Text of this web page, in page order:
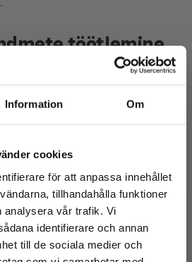
Information Om
cookies
för att anpassa innehållet
tillhandahålla funktioner
analysera vår trafik. Vi
identifierare och annan
till de sociala medier och
töötlemine
täitmiseks
sooritades edastama Indevex OÜle
aadress
makse teostamiseks.
Ostja isikuandmeid võib